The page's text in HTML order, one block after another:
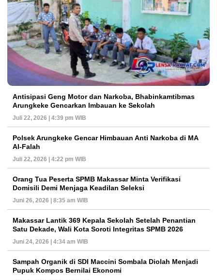
Antisipasi Geng Motor dan Narkoba, Bhabinkamtibmas
Arungkeke Gencarkan Imbauan ke Sekolah
Juli 22, 2026 | 4:39 pm WIB
Polsek Arungkeke Gencar Himbauan Anti Narkoba di MA
Al-Falah
Juli 22, 2026 | 4:22 pm WIB
Orang Tua Peserta SPMB Makassar Minta Verifikasi
Domisili Demi Menjaga Keadilan Seleksi
Juni 26, 2026 | 8:35 am WIB
Makassar Lantik 369 Kepala Sekolah Setelah Penantian
Satu Dekade, Wali Kota Soroti Integritas SPMB 2026
Juni 24, 2026 | 4:34 am WIB
Sampah Organik di SDI Maccini Sombala Diolah Menjadi
Pupuk Kompos Bernilai Ekonomi